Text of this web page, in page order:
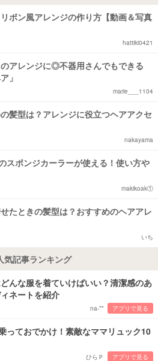
ボン風アレンジの作り方【動画＆写真
hattiki0421
アレンジに◎不器用さんでもできる
」
marie___1104
髪型は？アレンジに役立つヘアアクセ
nakayama
スポンジカーラーが使える！使い方や
makikoak①
たときの髪型は？おすすめのヘアアレ
いち
気記事ランキング
んな服を着ていけばいい？清潔感のあ
ネートを紹介
na-** アプリで見る
っておでかけ！素敵なママリュック10
ひらＰ アプリで見る